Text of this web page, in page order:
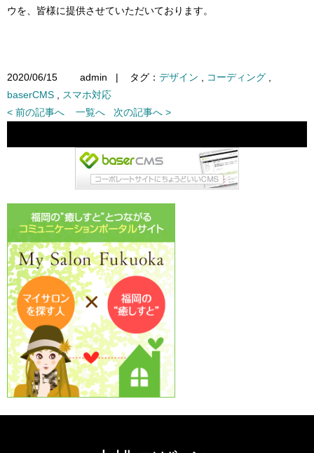
ウを、皆様に提供させていただいております。
2020/06/15 admin | タグ： デザイン , コーディング ,
baserCMS , スマホ対応
< 前の記事へ
一覧へ 次の記事へ >